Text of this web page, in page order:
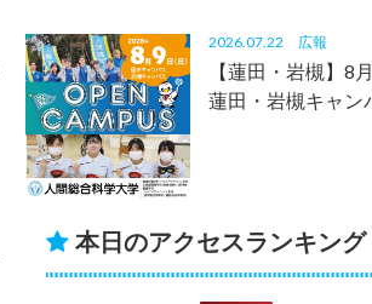
2026.07.22 広報
【蓮田・岩槻】8
蓮田・岩槻キャン
本日のアクセスランキング